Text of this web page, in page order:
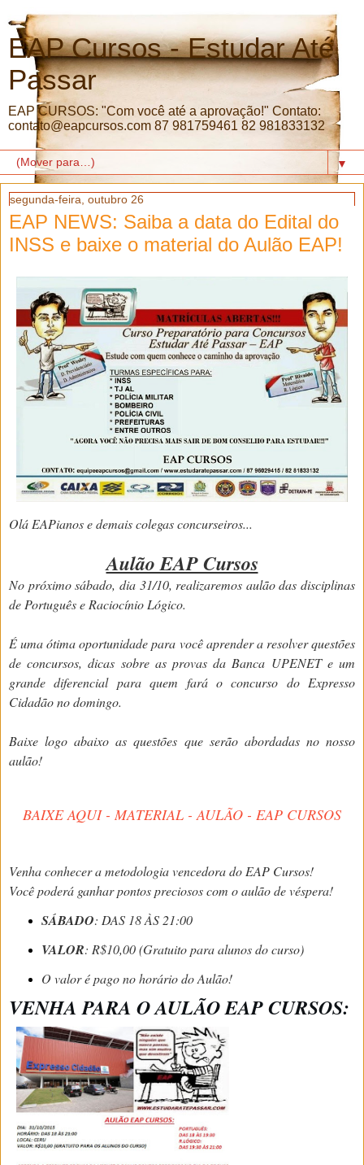
EAP Cursos - Estudar Até
Passar
EAP CURSOS: "Com você até a aprovação!" Contato:
contato@eapcursos.com 87 981759461 82 981833132
▼
segunda-feira, outubro 26
EAP NEWS: Saiba a data do Edital do
INSS e baixe o material do Aulão EAP!
Olá EAPianos e demais colegas concurseiros...
Aulão EAP Cursos
No próximo sábado, dia 31/10, realizaremos aulão das disciplinas
de Português e Raciocínio Lógico.
É uma ótima oportunidade para você aprender a resolver questões
de concursos, dicas sobre as provas da Banca UPENET e um
grande diferencial para quem fará o concurso do Expresso
Cidadão no domingo.
Baixe logo abaixo as questões que serão abordadas no nosso
aulão!
BAIXE AQUI - MATERIAL - AULÃO - EAP CURSOS
Venha conhecer a metodologia vencedora do EAP Cursos!
Você poderá ganhar pontos preciosos com o aulão de véspera!
SÁBADO: DAS 18 ÀS 21:00
VALOR: R$10,00 (Gratuito para alunos do curso)
O valor é pago no horário do Aulão!
VENHA PARA O AULÃO EAP CURSOS: